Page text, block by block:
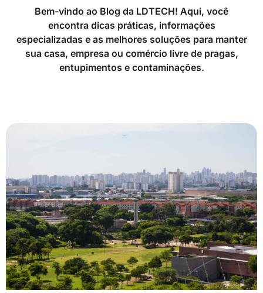
Bem-vindo ao Blog da LDTECH! Aqui, você
encontra dicas práticas, informações
especializadas e as melhores soluções para manter
sua casa, empresa ou comércio livre de pragas,
entupimentos e contaminações.